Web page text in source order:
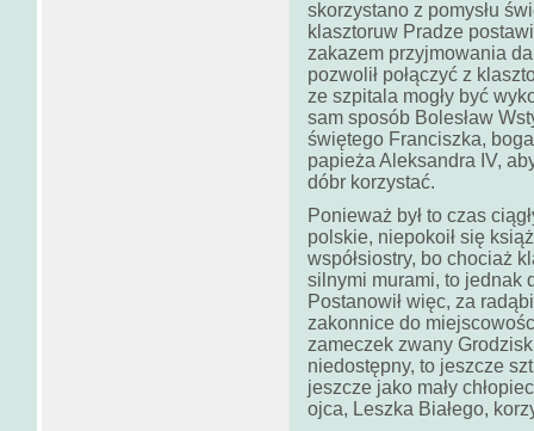
skorzystano z pomysłu
klasztoruw Pradze
zakazem przyjmowania
pozwolił połączyć z
ze szpitala mogły być
sam sposób Bolesław
świętego Franciszka,
papieża Aleksandra IV,
dóbr korzystać.
Ponieważ był to czas
polskie, niepokoił się
współsiostry, bo chociaż
silnymi murami, to jednak
Postanowił więc, za
zakonnice do
zameczek zwany
niedostępny, to jeszcze
jeszcze jako mały
ojca, Leszka Białego,